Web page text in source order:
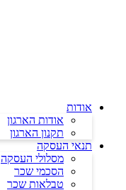
אודות
אודות הארגון
תקנון הארגון
תנאי העסקה
מסלולי העסקה
הסכמי שכר
טבלאות שכר